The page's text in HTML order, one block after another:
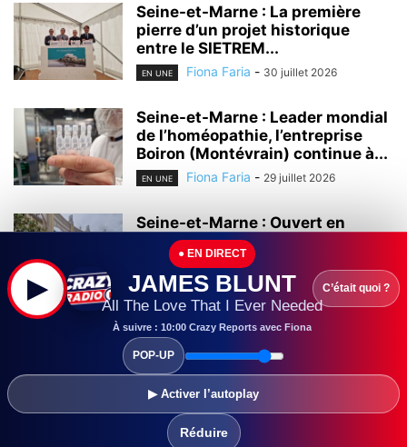
Seine-et-Marne : La première
pierre d’un projet historique
entre le SIETREM...
EN UNE Fiona Faria - 30 juillet 2026
Seine-et-Marne : Leader mondial
de l’homéopathie, l’entreprise
Boiron (Montévrain) continue à...
EN UNE Fiona Faria - 29 juillet 2026
Seine-et-Marne : Ouvert en
2000, le centre commercial Val
d’Europe continue...
EN UNE Fiona Faria 28 juillet 2026
Seine-et-Marne :
L’universitarisation du Grand
Hôpital de l’Est Francilien (GHEF)
▶
● EN DIRECT
JAMES BLUNT
All The Love That I Ever Needed
À suivre : 10:00 Crazy Reports avec Fiona
▶ Activer l’autoplay
Réduire
C’était quoi ?
POP-UP